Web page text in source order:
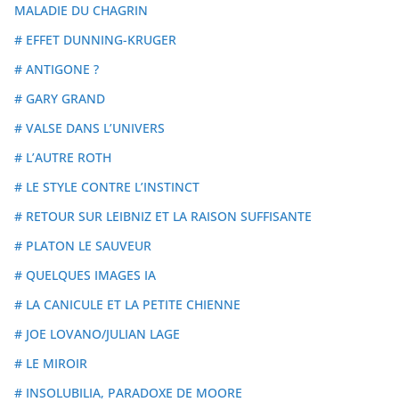
MALADIE DU CHAGRIN
# EFFET DUNNING-KRUGER
# ANTIGONE ?
# GARY GRAND
# VALSE DANS L’UNIVERS
# L’AUTRE ROTH
# LE STYLE CONTRE L’INSTINCT
# RETOUR SUR LEIBNIZ ET LA RAISON SUFFISANTE
# PLATON LE SAUVEUR
# QUELQUES IMAGES IA
# LA CANICULE ET LA PETITE CHIENNE
# JOE LOVANO/JULIAN LAGE
# LE MIROIR
# INSOLUBILIA, PARADOXE DE MOORE